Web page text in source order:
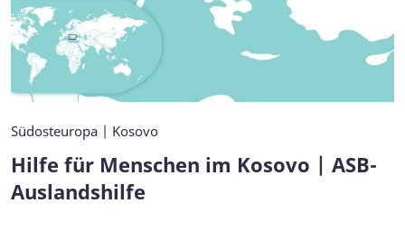
Südosteuropa | Kosovo
Hilfe für Menschen im Kosovo | ASB-
Auslandshilfe